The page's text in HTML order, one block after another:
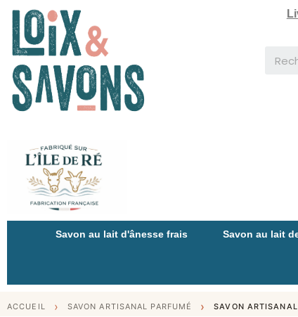
Savon au lait d'ânesse frais Savon au lait
ACCUEIL SAVON ARTISANAL PARFUMÉ SAVON